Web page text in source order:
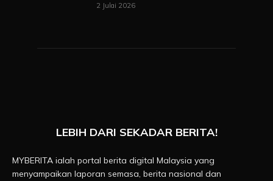
2 Julai 2026
LEBIH DARI SEKADAR BERITA!
MYBERITA ialah portal berita digital Malaysia yang
menyampaikan laporan semasa, berita nasional dan